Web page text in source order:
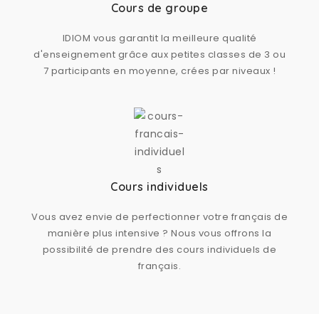
Cours de groupe
IDIOM vous garantit la meilleure qualité
d'enseignement grâce aux petites classes de 3 ou
7 participants en moyenne, crées par niveaux !
Cours individuels
Vous avez envie de perfectionner votre français de
manière plus intensive ? Nous vous offrons la
possibilité de prendre des cours individuels de
français.